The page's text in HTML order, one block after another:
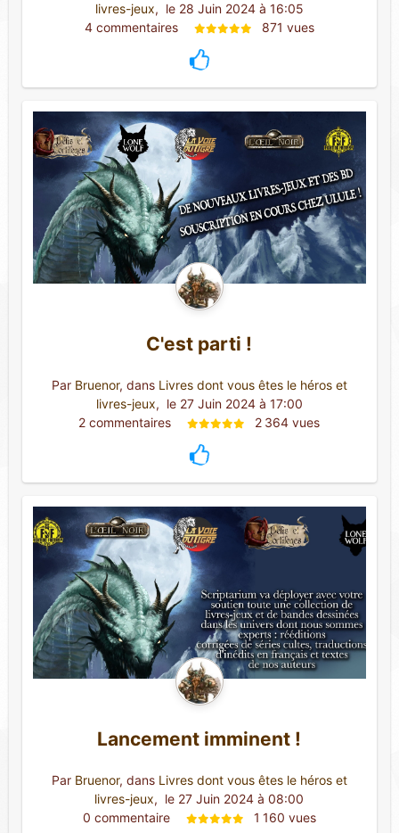
livres-jeux, le 28 Juin 2024 à 16:05
4 commentaires
871 vues
C'est parti !
Par Bruenor, dans Livres dont vous êtes le héros et
livres-jeux, le 27 Juin 2024 à 17:00
2 commentaires
2 364 vues
Lancement imminent !
Par Bruenor, dans Livres dont vous êtes le héros et
livres-jeux, le 27 Juin 2024 à 08:00
0 commentaire
1 160 vues